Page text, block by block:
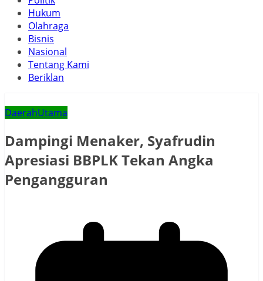
Hukum
Olahraga
Bisnis
Nasional
Tentang Kami
Beriklan
DaerahUtama
Dampingi Menaker, Syafrudin
Apresiasi BBPLK Tekan Angka
Pengangguran